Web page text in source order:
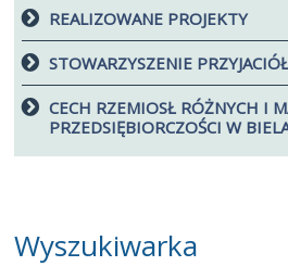
REALIZOWANE PROJEKTY
STOWARZYSZENIE
CECH RZEMIOSŁ RÓŻNYCH I
PRZEDSIĘBIORCZOŚCI W
Wyszukiwarka